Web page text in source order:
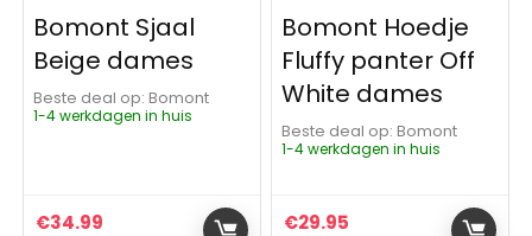
Bomont Sjaal
Beige dames
Beste deal op:
Bomont
1-4 werkdagen in huis
€34.99
Bomont Hoedje
Fluffy panter Off
White dames
Beste deal op:
Bomont
1-4 werkdagen in huis
€29.95